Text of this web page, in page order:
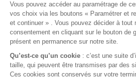
Nous contacter
Mentions légales
Conditions générales de vente